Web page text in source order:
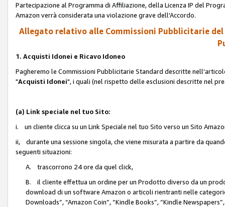
Partecipazione al Programma di Affiliazione, della Licenza IP del
Amazon verrà considerata una violazione grave dell'Accordo.
Allegato relativo alle Commissioni Pubblicitarie
1. Acquisti Idonei e Ricavo Idoneo
Pagheremo le Commissioni Pubblicitarie Standard descritte
"Acquisti Idonei", i quali (nel rispetto delle esclusioni descritte nel
(a) Link speciale nel tuo Sito:
i. un cliente clicca su un Link Speciale nel tuo Sito verso un Sito
ii, durante una sessione singola, che viene misurata a partire da
seguenti situazioni:
A. trascorrono 24 ore da quel click,
B. il cliente effettua un ordine per un Prodotto diverso da un
download di un software Amazon o articoli rientranti nelle categorie
Downloads”, “Amazon Coin”, “Kindle Books”, “Kindle